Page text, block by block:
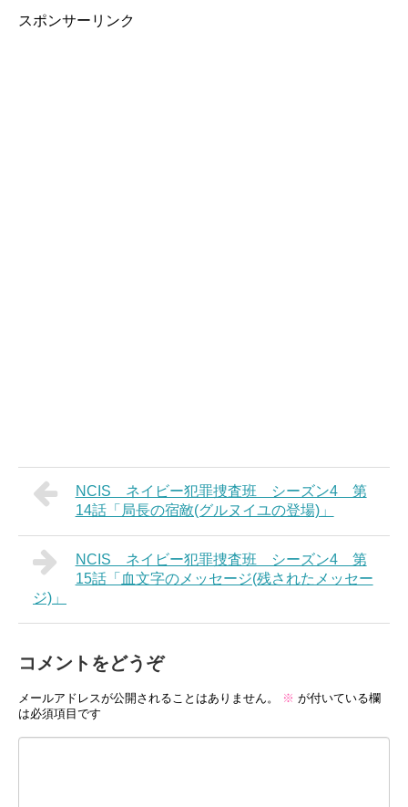
スポンサーリンク
NCIS ネイビー犯罪捜査班 シーズン4 第
14話「局長の宿敵(グルヌイユの登場)」
NCIS ネイビー犯罪捜査班 シーズン4 第
15話「血文字のメッセージ(残されたメッセー
ジ)」
コメントをどうぞ
メールアドレスが公開されることはありません。 ※ が付いている欄
は必須項目です